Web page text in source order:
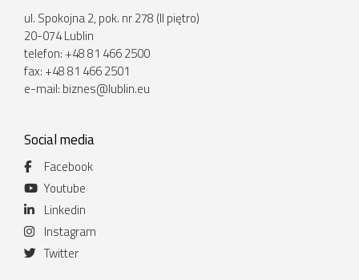
ul. Spokojna 2, pok. nr 278 (II piętro)
20-074 Lublin
telefon: +48 81 466 2500
fax: +48 81 466 2501
e-mail: biznes@lublin.eu
Social media
Facebook
Youtube
Linkedin
Instagram
Twitter